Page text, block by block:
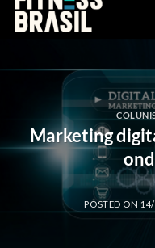
content
Marketing
POSTED ON